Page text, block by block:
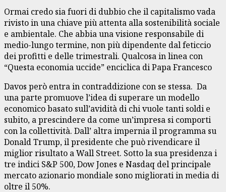
Ormai credo sia fuori di dubbio che il capitalismo vada
rivisto in una chiave più attenta alla sostenibilità sociale
e ambientale. Che abbia una visione responsabile di
medio-lungo termine, non più dipendente dal feticcio
dei profitti e delle trimestrali. Qualcosa in linea con
“Questa economia uccide” enciclica di Papa Francesco
Davos però entra in contraddizione con se stessa. Da
una parte promuove l’idea di superare un modello
economico basato sull’avidità di chi vuole tanti soldi e
subito, a prescindere da come un’impresa si comporti
con la collettività. Dall’ altra impernia il programma su
Donald Trump, il presidente che può rivendicare il
miglior risultato a Wall Street. Sotto la sua presidenza i
tre indici S&P 500, Dow Jones e Nasdaq del principale
mercato azionario mondiale sono migliorati in media di
oltre il 50%.